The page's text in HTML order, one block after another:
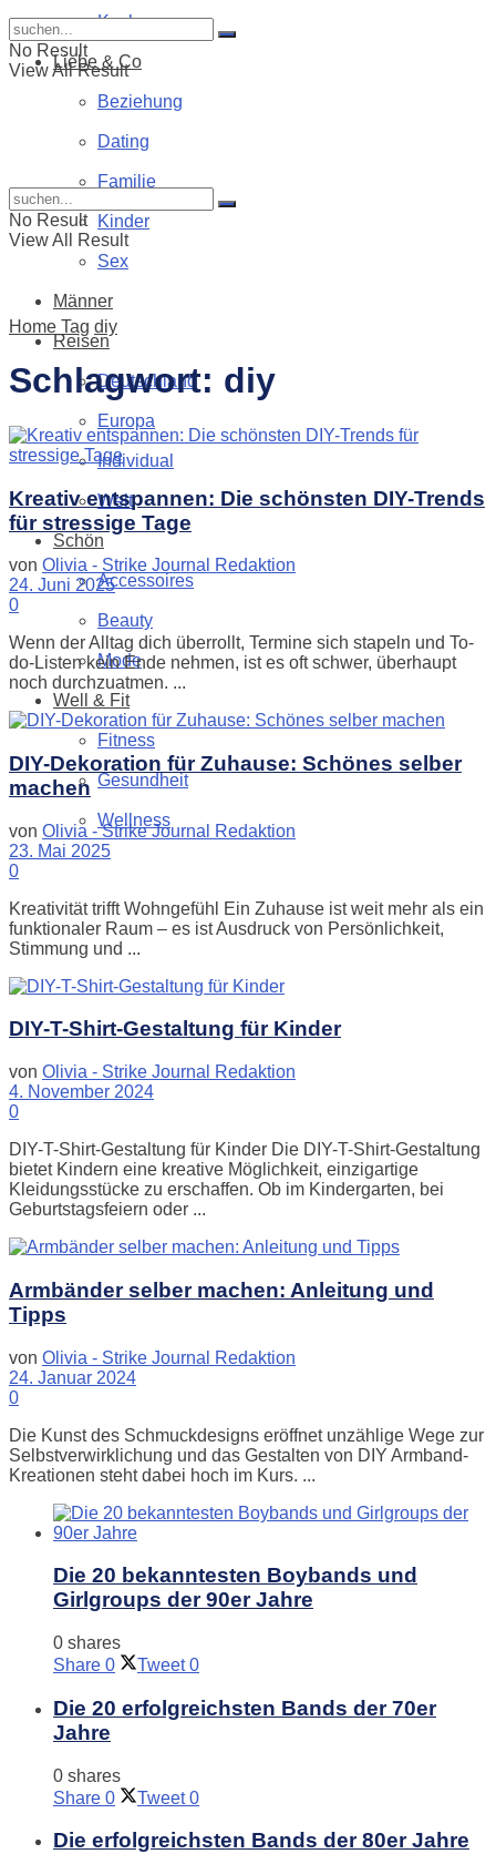
Kochen
Liebe & Co
Beziehung
Dating
Familie
Kinder
Sex
Männer
Reisen
Deutschland
Europa
Individual
Welt
Schön
Accessoires
Beauty
Mode
Well & Fit
Fitness
Gesundheit
Wellness
No Result
View All Result
No Result
View All Result
Home Tag diy
Schlagwort: diy
Kreativ entspannen: Die schönsten DIY-Trends
für stressige Tage
von Olivia - Strike Journal Redaktion
24. Juni 2025
0
Wenn der Alltag dich überrollt, Termine sich stapeln und To-
do-Listen kein Ende nehmen, ist es oft schwer, überhaupt
noch durchzuatmen. ...
DIY-Dekoration für Zuhause: Schönes selber
machen
von Olivia - Strike Journal Redaktion
23. Mai 2025
0
Kreativität trifft Wohngefühl Ein Zuhause ist weit mehr als ein
funktionaler Raum – es ist Ausdruck von Persönlichkeit,
Stimmung und ...
DIY-T-Shirt-Gestaltung für Kinder
von Olivia - Strike Journal Redaktion
4. November 2024
0
DIY-T-Shirt-Gestaltung für Kinder Die DIY-T-Shirt-Gestaltung
bietet Kindern eine kreative Möglichkeit, einzigartige
Kleidungsstücke zu erschaffen. Ob im Kindergarten, bei
Geburtstagsfeiern oder ...
Armbänder selber machen: Anleitung und
Tipps
von Olivia - Strike Journal Redaktion
24. Januar 2024
0
Die Kunst des Schmuckdesigns eröffnet unzählige Wege zur
Selbstverwirklichung und das Gestalten von DIY Armband-
Kreationen steht dabei hoch im Kurs. ...
Die 20 bekanntesten Boybands und
Girlgroups der 90er Jahre
0 shares
Share 0 Tweet 0
Die 20 erfolgreichsten Bands der 70er
Jahre
0 shares
Share 0 Tweet 0
Die erfolgreichsten Bands der 80er Jahre